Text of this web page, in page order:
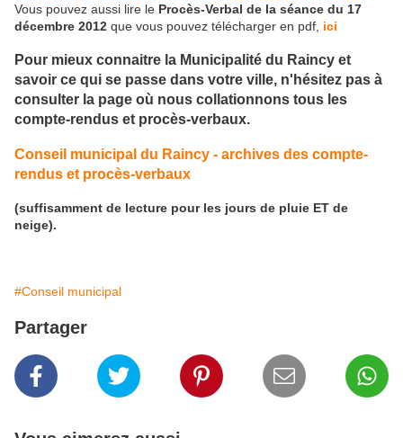
Vous pouvez aussi lire le Procès-Verbal de la séance du 17
décembre 2012 que vous pouvez télécharger en pdf, ici
Pour mieux connaitre la Municipalité du Raincy et
savoir ce qui se passe dans votre ville, n'hésitez pas à
consulter la page où nous collationnons tous les
compte-rendus et procès-verbaux.
Conseil municipal du Raincy - archives des compte-
rendus et procès-verbaux
(suffisamment de lecture pour les jours de pluie ET de
neige).
#Conseil municipal
Partager